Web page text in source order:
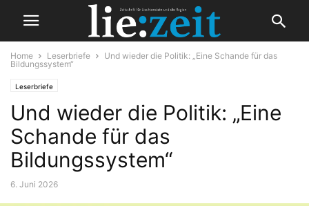
Home Leserbriefe
Und wieder die Politik: „Eine Schande für das
Bildungssystem“
Leserbriefe
Und wieder die Politik: „Eine
Schande für das
Bildungssystem“
6. Juni 2026